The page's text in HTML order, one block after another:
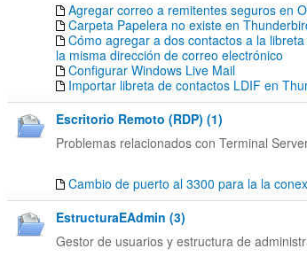
Agregar correo a remitentes seguros en
Carpeta Papelera no existe en
Cómo agregar a dos contactos a la
la misma dirección de correo electrónico
Configurar Windows Live Mail
Importar libreta de contactos LDIF en
Escritorio Remoto (RDP) (1)
Problemas relacionados con Terminal
Cambio de puerto al 3300 para la la
EstructuraEAdmin (3)
Gestor de usuarios y estructura de